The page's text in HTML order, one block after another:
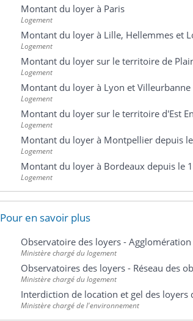
Montant du loyer à Paris
Logement
Montant du loyer à Lille, Hellemmes et
Logement
Montant du loyer sur le territoire de
Logement
Montant du loyer à Lyon et Villeurbanne
Logement
Montant du loyer sur le territoire d'Est
Logement
Montant du loyer à Montpellier depuis
Logement
Montant du loyer à Bordeaux depuis le
Logement
Pour en savoir plus
Observatoire des loyers -
Ministère chargé du logement
Observatoires des loyers - Réseau des
Ministère chargé du logement
Interdiction de location et gel des loyers
Ministère chargé de l'environnement